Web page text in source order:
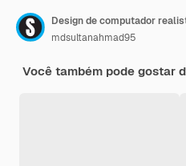
Design de computador
mdsultanahmad95
Você também pode gostar